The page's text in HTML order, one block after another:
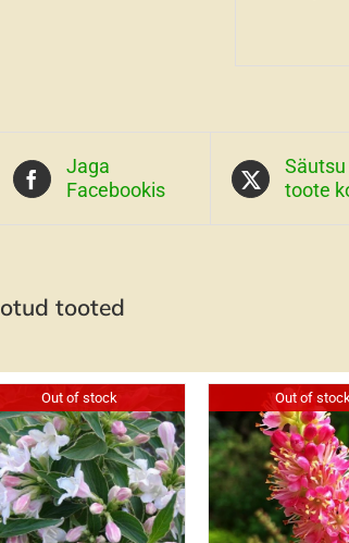
Jaga
Facebookis
toote
tooted
Out of stock Out of stock